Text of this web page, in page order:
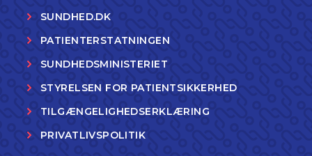
SUNDHED.DK
PATIENTERSTATNINGEN
SUNDHEDSMINISTERIET
STYRELSEN FOR PATIENTSIKKERHED
TILGÆNGELIGHEDSERKLÆRING
PRIVATLIVSPOLITIK